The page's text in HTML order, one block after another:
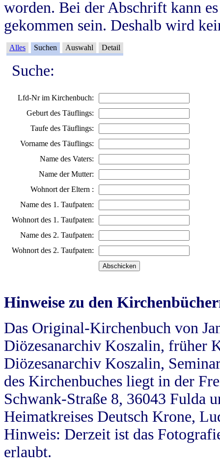
worden. Bei der Abschrift kann
gekommen sein. Deshalb wird
Alles Suchen Auswahl Detail
Suche:
Lfd-Nr im Kirchenbuch:
Geburt des Täuflings:
Taufe des Täuflings:
Vorname des Täuflings:
Name des Vaters:
Name der Mutter:
Wohnort der Eltern :
Name des 1. Taufpaten:
Wohnort des 1. Taufpaten:
Name des 2. Taufpaten:
Wohnort des 2. Taufpaten:
Hinweise zu den
Das Original-Kirchenbuch von
Diözesanarchiv Koszalin, früher
Diözesanarchiv Koszalin,
des Kirchenbuches liegt in der
Schwank-Straße 8, 36043 Fulda
Heimatkreises Deutsch Krone,
Hinweis: Derzeit ist das
erlaubt.